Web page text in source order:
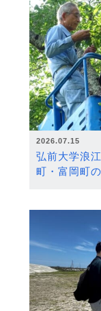
2026.07.15
弘前大学浪
町・富岡町